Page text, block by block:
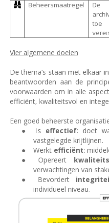
Beheersmaatregel
De
toe
Vier algemene doelen
De thema’s staan met elkaar
beantwoorden aan de
voorwaarden om in alle
efficiënt, kwaliteitsvol en
Een goed beheerste
●
Is effectief: doet
vastgelegde krijtlijnen.
●
Werkt efficiënt:
●
Opereert
verwachtingen van
●
Bevordert
individueel niveau.